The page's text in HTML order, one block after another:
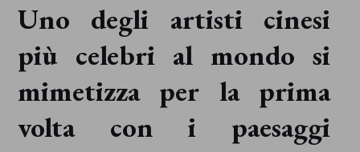
Uno degli artisti cinesi
più celebri al mondo si
mimetizza per la prima
volta con i paesaggi